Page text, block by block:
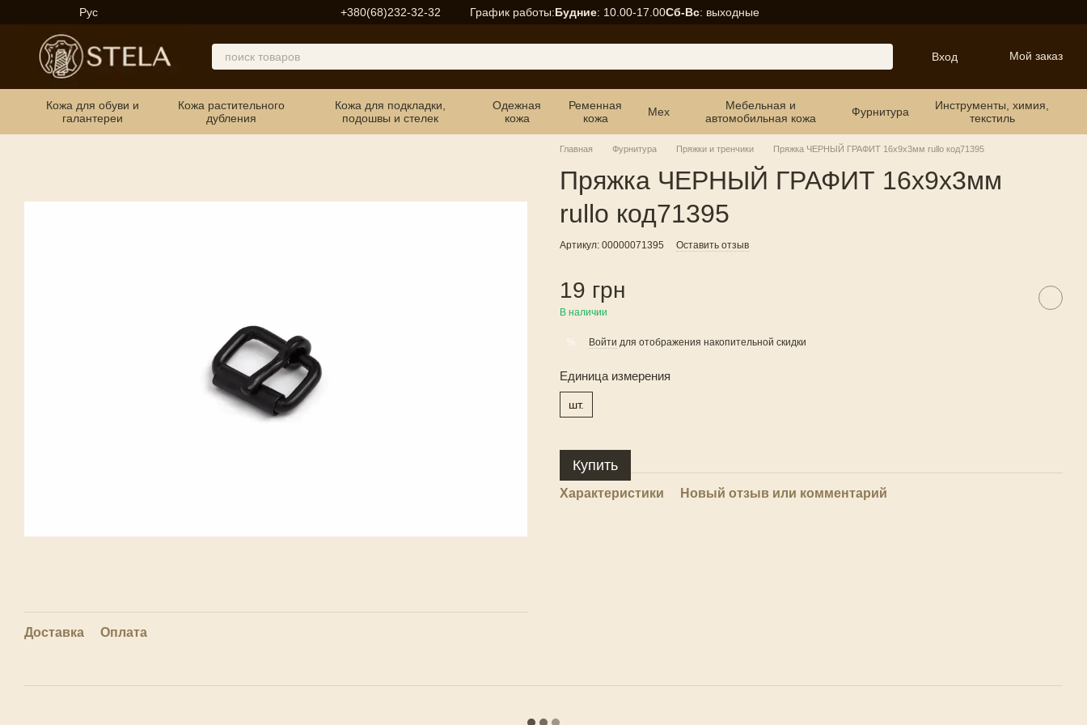
Перейти к основному контенту
Рус +380(68)232-32-32 График работы:Будние: 10.00-17.00Сб-Вс: выходные
Вход Мой заказ
Кожа для обуви и
галантереи
Кожа растительного
дубления
Кожа для подкладки,
подошвы и стелек
Одежная
кожа
Ременная
кожа
Мех
Мебельная и
автомобильная кожа
Фурнитура
Инструменты, химия,
текстиль
Доставка Оплата
Главная Фурнитура Пряжки и тренчики Пряжка ЧЕРНЫЙ ГРАФИТ 16х9х3мм rullo код71395
Пряжка ЧЕРНЫЙ ГРАФИТ 16х9х3мм
rullo код71395
Артикул: 00000071395 Оставить отзыв
19 грн
В наличии
% Войти для отображения накопительной скидки
Единица измерения
шт.
Купить
Характеристики Новый отзыв или комментарий